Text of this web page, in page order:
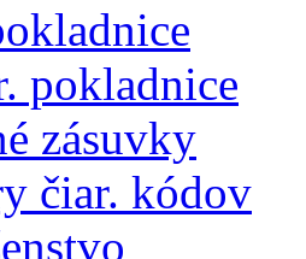
pokladnice
zásuvky
čiar. kódov